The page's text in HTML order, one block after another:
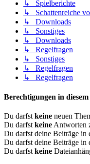
↳ Spielberichte
↳ Schattenreiche
↳ Downloads
↳ Sonstiges
↳ Downloads
↳ Regelfragen
↳ Sonstiges
↳ Regelfragen
↳ Regelfragen
Berechtigungen in
Du darfst keine neuen
Du darfst keine Antworten
Du darfst deine Beiträge in
Du darfst deine Beiträge in
Du darfst keine